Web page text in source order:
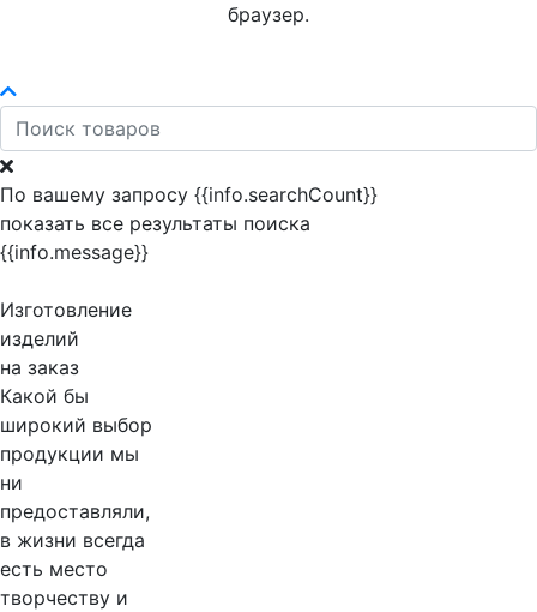
браузер.
По вашему запросу {{info.searchCount}}
показать все результаты поиска
{{info.message}}
Изготовление
изделий
на заказ
Какой бы
широкий выбор
продукции мы
ни
предоставляли,
в жизни всегда
есть место
творчеству и